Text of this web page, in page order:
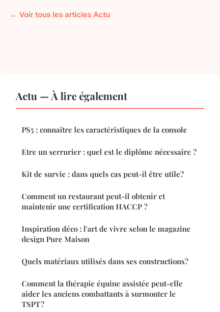
← Voir tous les articles Actu
Actu — À lire également
PS5 : connaître les caractéristiques de la console
Etre un serrurier : quel est le diplôme nécessaire ?
Kit de survie : dans quels cas peut-il être utile?
Comment un restaurant peut-il obtenir et
maintenir une certification HACCP ?
Inspiration déco : l'art de vivre selon le magazine
design Pure Maison
Quels matériaux utilisés dans ses constructions?
Comment la thérapie équine assistée peut-elle
aider les anciens combattants à surmonter le
TSPT ?